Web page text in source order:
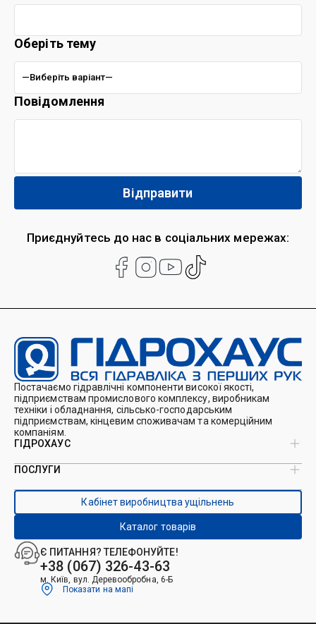
Приєднуйтесь до нас в соціальних мережах:
Оберіть тему
Повідомлення
Постачаємо гідравлічні компоненти високої якості,
підприємствам промислового комплексу, виробникам
техніки і обладнання, сільсько-господарським
підприємствам, кінцевим споживачам та комерційним
компаніям.
Є ПИТАННЯ? ТЕЛЕФОНУЙТЕ!
+38 (067) 326-43-63
м. Київ, вул. Деревообробна, 6-Б
Показати на мапі
ГІДРОХАУС
Про нас
Каталоги
Контакти
ПОСЛУГИ
Виробництво ущільнень
Виробництво гідроциліндрів
Ремонт гідроциліндрів
Ремонт і виготовлення РВТ
Ремонт техніки
Гідрофікація авто
Кабінет виробництва ущільнень
Каталог товарів